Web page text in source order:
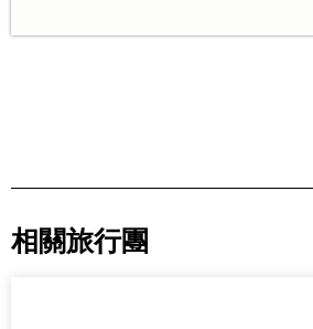
相關旅行團